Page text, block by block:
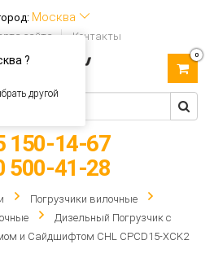
Москва
?
другой
сайта Контакты
0
150-14-67
500-41-28
Погрузчики вилочные
Дизельный Погрузчик с
и Сайдшифтом CHL CPCD15-XCK2